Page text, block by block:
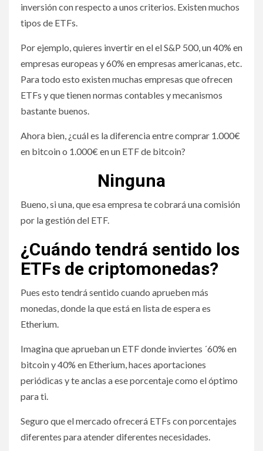
inversión con respecto a unos criterios. Existen muchos
tipos de ETFs.
Por ejemplo, quieres invertir en el el S&P 500, un 40% en
empresas europeas y 60% en empresas americanas, etc.
Para todo esto existen muchas empresas que ofrecen
ETFs y que tienen normas contables y mecanismos
bastante buenos.
Ahora bien, ¿cuál es la diferencia entre comprar 1.000€
en bitcoin o 1.000€ en un ETF de bitcoin?
Ninguna
Bueno, si una, que esa empresa te cobrará una comisión
por la gestión del ETF.
¿Cuándo tendrá sentido los
ETFs de criptomonedas?
Pues esto tendrá sentido cuando aprueben más
monedas, donde la que está en lista de espera es
Etherium.
Imagina que aprueban un ETF donde inviertes ´60% en
bitcoin y 40% en Etherium, haces aportaciones
periódicas y te anclas a ese porcentaje como el óptimo
para ti.
Seguro que el mercado ofrecerá ETFs con porcentajes
diferentes para atender diferentes necesidades.